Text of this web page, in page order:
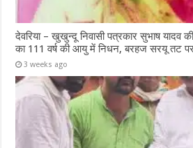
देवरिया – खुखुन्दू निवासी पत्रकार सुभाष यादव
का 111 वर्ष की आयु में निधन, बरहज सरयू तट
3 weeks ago